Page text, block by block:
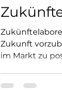
Zukunft
im Markt zu